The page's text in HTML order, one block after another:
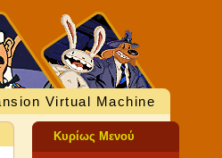
Virtual Machine
Κυρίως Μενού